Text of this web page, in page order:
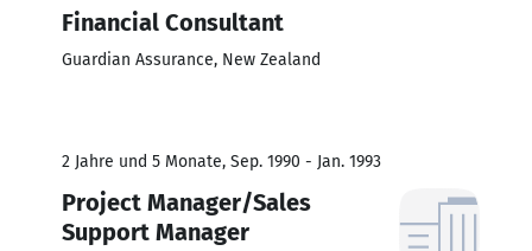
Financial Consultant
Guardian Assurance, New Zealand
2 Jahre und 5 Monate, Sep. 1990 - Jan. 1993
Project Manager/Sales
Support Manager